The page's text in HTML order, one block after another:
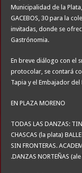
Municipalidad de la
GACEBOS, 30 para la
invitadas, donde se
Gastrónomia.
En breve diálogo con el
protocolar, se contará
Tapia y el Embajador
EN PLAZA MORENO
TODAS LAS DANZAS:
CHASCAS (la plata)
SIN FRONTERAS.
.DANZAS NORTEÑAS